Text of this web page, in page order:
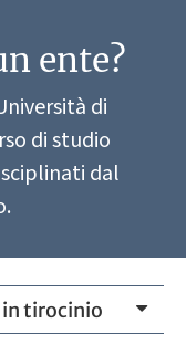
ente?
di
di studio
dal
in tirocinio